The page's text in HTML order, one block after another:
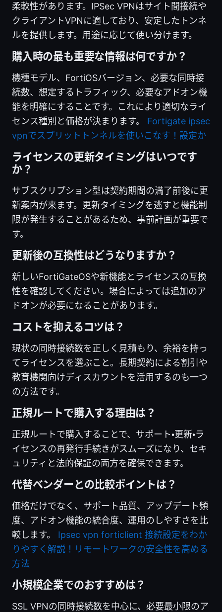
柔軟性があります。IPSec VPNはサイト間接続や
クライアントVPNに適しており、安定したトンネ
ルを提供します。用途に応じて使い分けます。
購入時の最も重要な情報は何ですか？
機種モデル、FortiOSバージョン、必要な同時接
続数、想定するトラフィック、必要なアドオン機
能を明確にすることです。これにより適切なライ
センス種別と価格が決まります。 Fortigate ipsec
vpnでスプリットトンネルを使いこなす！設定か
ライセンスの更新タイミングはいつです
か？
サブスクリプション型は契約期間の満了前後に更
新案内が来ます。更新タイミングを逃すと機能制
限が発生することがあるため、事前計画が重要で
す。
更新後の互換性はどうなりますか？
新しいFortiGateOSや新機能とライセンスの互換
性を確認してください。場合によっては追加のア
ドオンが必要になることがあります。
コストを抑えるコツは？
現状の同時接続数を正しく見積もり、余裕を持っ
てライセンスを選ぶこと。長期契約による割引や
教育機関向けディスカウントを活用するのも一つ
の方法です。
正規ルートで購入する理由は？
正規ルートで購入することで、サポート・更新・ラ
イセンスの再発行手続きがスムーズになり、セキ
ュリティと法的保証の両方を確保できます。
代替ベンダーとの比較ポイントは？
価格だけでなく、サポート品質、アップデート頻
度、アドオン機能の統合度、運用のしやすさを比
較します。 Ipsec vpn forticlient 接続設定をわか
りやすく解説！リモートワークの安全性を高める
方法
小規模企業でのおすすめは？
SSL VPNの同時接続数を中心に、必要最小限のア